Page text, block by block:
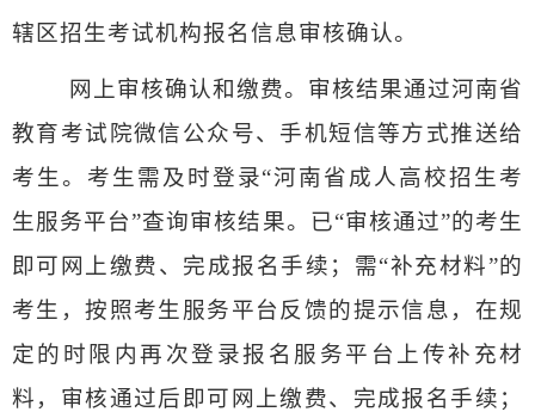
辖区招生考试机构报名信息审核确认。
网上审核确认和缴费。审核结果通过河南省
教育考试院微信公众号、手机短信等方式推送给
考生。考生需及时登录“河南省成人高校招生考
生服务平台”查询审核结果。已“审核通过”的考生
即可网上缴费、完成报名手续；需“补充材料”的
考生，按照考生服务平台反馈的提示信息，在规
定的时限内再次登录报名服务平台上传补充材
料，审核通过后即可网上缴费、完成报名手续；